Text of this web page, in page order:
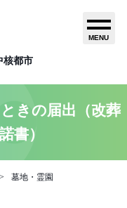
核都市
MENU
きの届出（改葬
書）
墓地・霊園